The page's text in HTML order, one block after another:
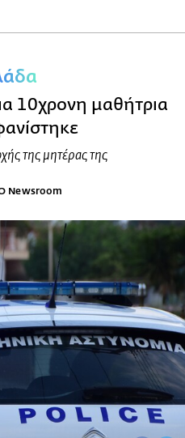
10χρονη μαθήτρια
της μητέρας της
Newsroom